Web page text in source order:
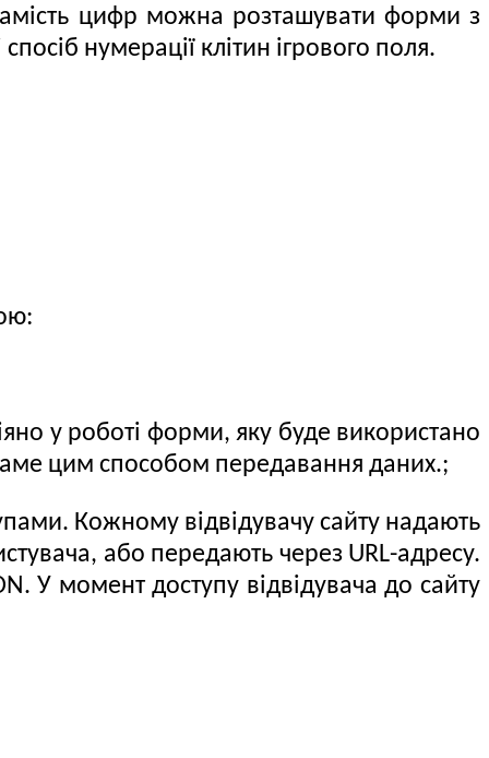
цифр можна розташувати форми з
нумерації клітин ігрового поля.
у роботі форми, яку буде використано
цим способом передавання даних.;
Кожному відвідувачу сайту надають
або передають через URL-адресу.
У момент доступу відвідувача до сайту